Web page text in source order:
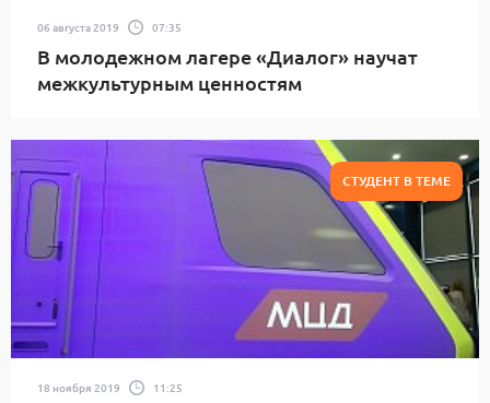
06 августа 2019 07:35
В молодежном лагере «Диалог» научат
межкультурным ценностям
СТУДЕНТ В ТЕМЕ
18 ноября 2019 11:25